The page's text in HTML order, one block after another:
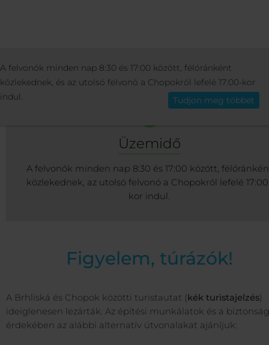
Magyar
ÜDÜLŐ INFO SÍFELVONÓK ÉS
Üzemidő
A felvonók minden nap 8:30 és 17:00 között,
közlekednek, az utolsó felvonó a Chopokról lefelé
kor indul.
Figyelem, túrázók!
A Brhliská és Chopok közötti turistautat (kék turistajelzés)
ideiglenesen lezárták. Az építési munkálatok és a biztonság
érdekében az alábbi alternatív útvonalakat ajánljuk:
A felvonók minden nap 8:30 és 17:00 között, félóránként
közlekednek, és az utolsó felvonó a Chopokról lefelé 17:00-kor
indul.
Tudjon meg többet